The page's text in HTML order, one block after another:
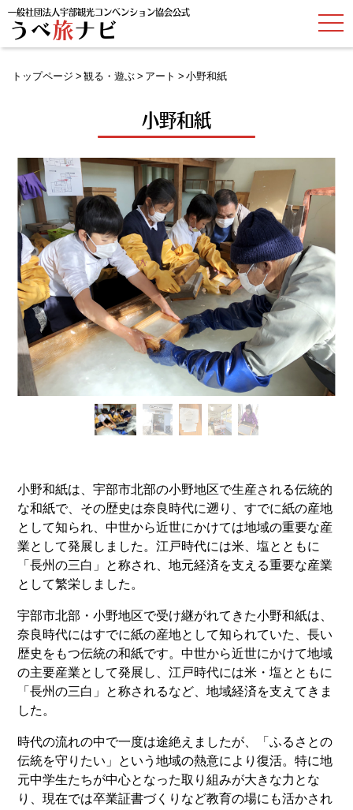
一般社団法人宇部観光コンベンション協会公式
うべ旅ナビ
t
o
t
o
n
トップページ 観る・遊ぶ アート 小野和紙
小野和紙
小野和紙は、宇部市北部の小野地区で生産される伝統的
な和紙で、その歴史は奈良時代に遡り、すでに紙の産地
として知られ、中世から近世にかけては地域の重要な産
業として発展しました。江戸時代には米、塩とともに
「長州の三白」と称され、地元経済を支える重要な産業
として繁栄しました。
宇部市北部・小野地区で受け継がれてきた小野和紙は、
奈良時代にはすでに紙の産地として知られていた、長い
歴史をもつ伝統の和紙です。中世から近世にかけて地域
の主要産業として発展し、江戸時代には米・塩とともに
「長州の三白」と称されるなど、地域経済を支えてきま
した。
時代の流れの中で一度は途絶えましたが、「ふるさとの
伝統を守りたい」という地域の熱意により復活。特に地
元中学生たちが中心となった取り組みが大きな力とな
り、現在では卒業証書づくりなど教育の場にも活かされ